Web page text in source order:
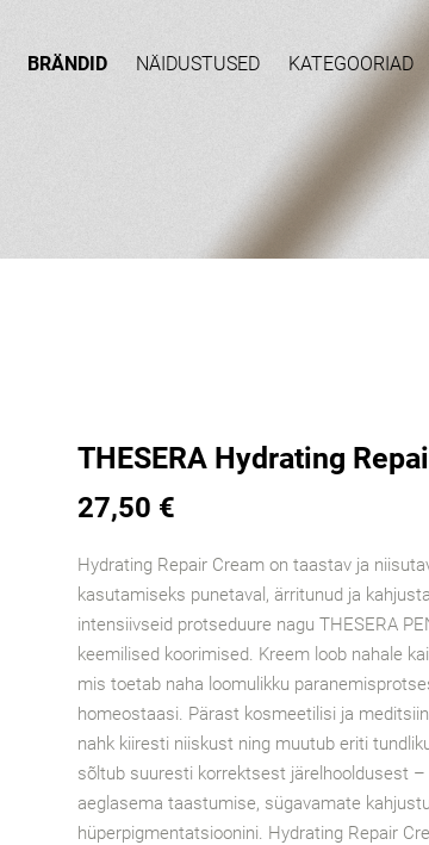
BRÄNDID NÄIDUSTUSED KATEGOORIAD
THESERA Hydrating
27,50 €
Hydrating Repair Cream on taastav ja
kasutamiseks punetaval, ärritunud ja
intensiivseid protseduure nagu THESERA
keemilised koorimised. Kreem loob nahale
mis toetab naha loomulikku
homeostaasi. Pärast kosmeetilisi ja
nahk kiiresti niiskust ning muutub eriti
sõltub suuresti korrektsest järelhooldusest –
aeglasema taastumise, sügavamate
hüperpigmentatsioonini. Hydrating Repair